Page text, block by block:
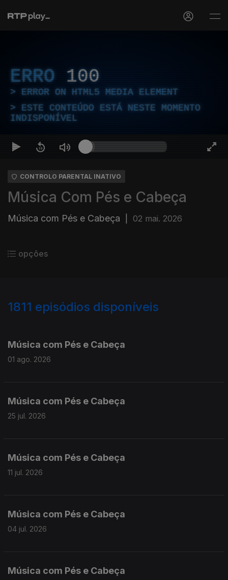
ERRO 100
ERROR ON HTML5 MEDIA ELEMENT
ESTE CONTEÚDO ESTÁ NESTE MOMENTO
INDISPONÍVEL
CONTROLO PARENTAL INATIVO
Música Com Pés e Cabeça
Música com Pés e Cabeça 02 mai. 2026
opções
1811 episódios disponíveis
Música com Pés e Cabeça
01 ago. 2026
Música com Pés e Cabeça
25 jul. 2026
Música com Pés e Cabeça
11 jul. 2026
Música com Pés e Cabeça
04 jul. 2026
Música com Pés e Cabeça